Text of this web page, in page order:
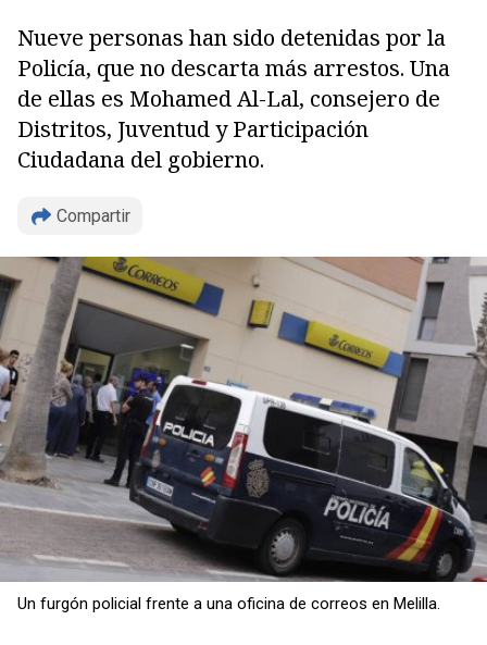
Nueve personas han sido detenidas por la
Policía, que no descarta más arrestos. Una
de ellas es Mohamed Al-Lal, consejero de
Distritos, Juventud y Participación
Ciudadana del gobierno.
Compartir
Copiar
Un furgón policial frente a una oficina de correos en Melilla.